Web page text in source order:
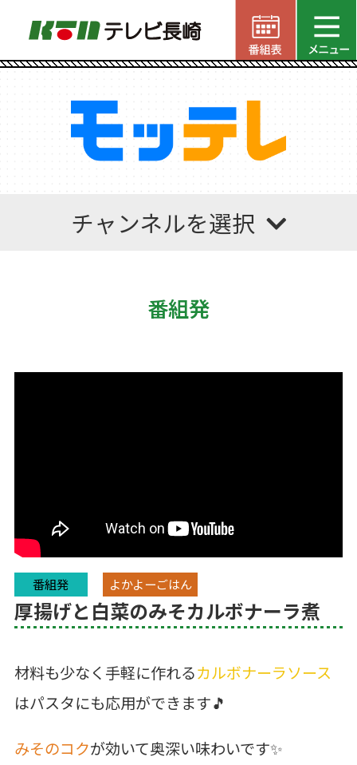
チャンネルを選択
番組発
番組発 よかよーごはん
厚揚げと白菜のみそカルボナーラ煮
材料も少なく手軽に作れるカルボナーラソース
はパスタにも応用ができます🎵
みそのコクが効いて奥深い味わいです✨